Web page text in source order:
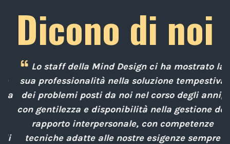
Dicono di noi
Lo staff della Mind Design ci ha mostrato la
sua professionalità nella soluzione tempestiva
dei problemi posti da noi nel corso degli anni,
con gentilezza e disponibilità nella gestione del
rapporto interpersonale, con competenze
tecniche adatte alle nostre esigenze sempre